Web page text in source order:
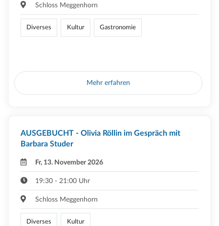
Schloss Meggenhorn
Diverses Kultur Gastronomie
Mehr erfahren
AUSGEBUCHT - Olivia Röllin im Gespräch mit
Barbara Studer
Fr, 13. November 2026
19:30 - 21:00 Uhr
Schloss Meggenhorn
Diverses Kultur